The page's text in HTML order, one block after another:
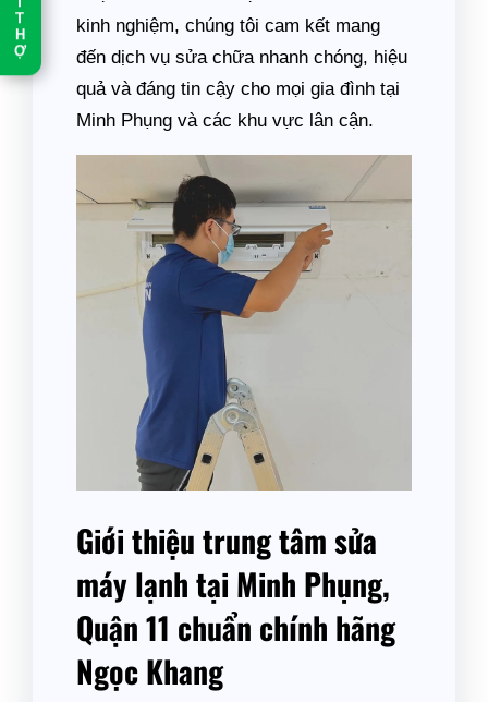
T
H
Ợ
kinh nghiệm, chúng tôi cam kết mang
đến dịch vụ sửa chữa nhanh chóng, hiệu
quả và đáng tin cậy cho mọi gia đình tại
Minh Phụng và các khu vực lân cận.
Giới thiệu trung tâm sửa
máy lạnh tại Minh Phụng,
Quận 11 chuẩn chính hãng
Ngọc Khang